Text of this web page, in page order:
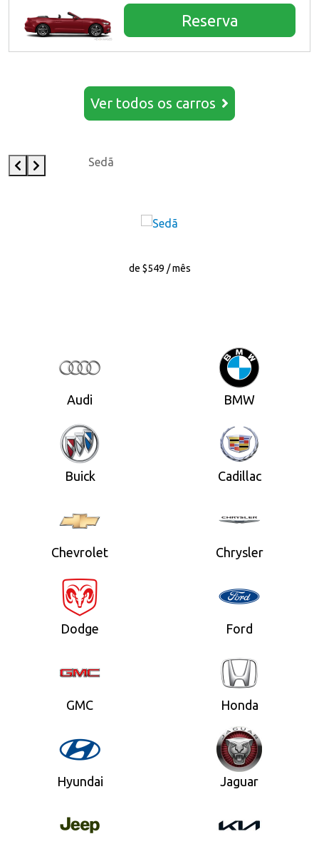
Reserva
Ver todos os carros
Sedã
de $549 / mês
Audi BMW
Buick Cadillac
Chevrolet Chrysler
Dodge Ford
GMC Honda
Hyundai Jaguar